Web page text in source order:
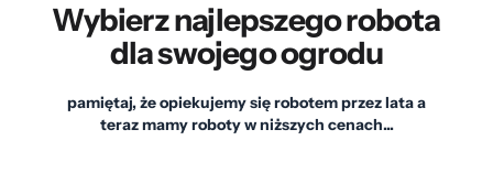
Wybierz najlepszego robota
dla swojego ogrodu
pamiętaj, że opiekujemy się robotem przez lata a
teraz mamy roboty w niższych cenach...